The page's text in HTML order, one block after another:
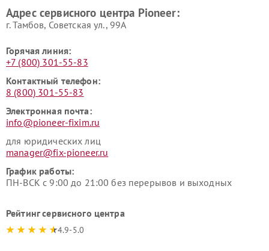
Адрес сервисного центра Pioneer:
г. Тамбов, Советская ул., 99А
Горячая линия:
+7 (800) 301-55-83
Контактный телефон:
8 (800) 301-55-83
Электронная почта:
info@pioneer-fixim.ru
для юридических лиц
manager@fix-pioneer.ru
График работы:
ПН-ВСК с 9:00 до 21:00 без перерывов и выходных
Рейтинг сервисного центра
4.9-5.0